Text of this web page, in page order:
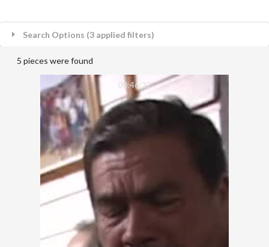
Search Options (3 applied filters)
5 pieces were found
00:46:32